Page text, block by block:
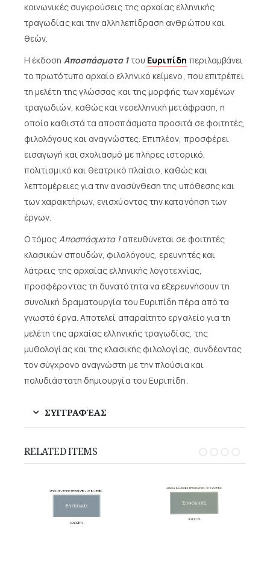
κοινωνικές συγκρούσεις της αρχαίας ελληνικής
τραγωδίας και την αλληλεπίδραση ανθρώπου και
θεών.
Η έκδοση Αποσπάσματα 1του Ευριπίδη περιλαμβάνει
το πρωτότυπο αρχαίο ελληνικό κείμενο, που επιτρέπει
τη μελέτη της γλώσσας και της μορφής των χαμένων
τραγωδιών, καθώς και νεοελληνική μετάφραση, η
οποία καθιστά τα αποσπάσματα προσιτά σε φοιτητές,
φιλολόγους και αναγνώστες. Επιπλέον, προσφέρει
εισαγωγή και σχολιασμό με πλήρες ιστορικό,
πολιτισμικό και θεατρικό πλαίσιο, καθώς και
λεπτομέρειες για την ανασύνθεση της υπόθεσης και
των χαρακτήρων, ενισχύοντας την κατανόηση των
έργων.
Ο τόμος Αποσπάσματα 1απευθύνεται σε φοιτητές
κλασικών σπουδών, φιλολόγους, ερευνητές και
λάτρεις της αρχαίας ελληνικής λογοτεχνίας,
προσφέροντας τη δυνατότητα να εξερευνήσουν τη
συνολική δραματουργία του Ευριπίδη πέρα από τα
γνωστά έργα. Αποτελεί απαραίτητο εργαλείο για τη
μελέτη της αρχαίας ελληνικής τραγωδίας, της
μυθολογίας και της κλασικής φιλολογίας, συνδέοντας
τον σύγχρονο αναγνώστη με την πλούσια και
πολυδιάστατη δημιουργία του Ευριπίδη.
ΣΥΓΓΡΑΦΈΑΣ
RELATED ITEMS